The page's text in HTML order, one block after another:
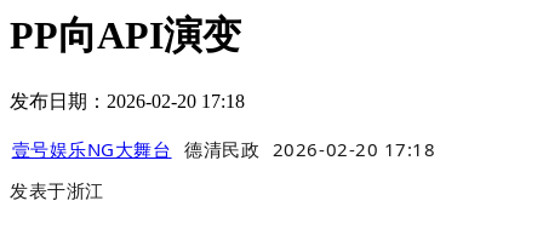
PP向API演变
发布日期：2026-02-20 17:18
壹号娱乐NG大舞台 德清民政 2026-02-20 17:18
发表于浙江